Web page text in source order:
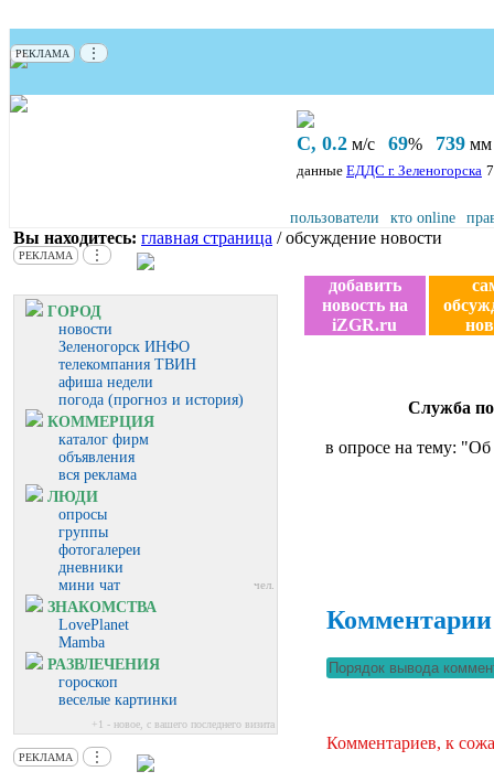
РЕКЛАМА ⋮
С, 0.2 м/с 69% 739 мм
данные ЕДДС г. Зеленогорска
пользователи кто online
Вы находитесь: главная страница / обсуждение новости
РЕКЛАМА ⋮
ГОРОД
новости
Зеленогорск ИНФО
телекомпания ТВИН
афиша недели
погода (прогноз и история)
КОММЕРЦИЯ
каталог фирм
объявления
вся реклама
ЛЮДИ
опросы
группы
фотогалереи
дневники
мини чат
чел.
ЗНАКОМСТВА
LovePlanet
Mamba
РАЗВЛЕЧЕНИЯ
гороскоп
веселые картинки
+1 - новое, с вашего последнего визита
РЕКЛАМА ⋮
добавить
новость на
iZGR.ru
Служба по
в опросе на тему: "Об
Комментарии
Комментариев, к